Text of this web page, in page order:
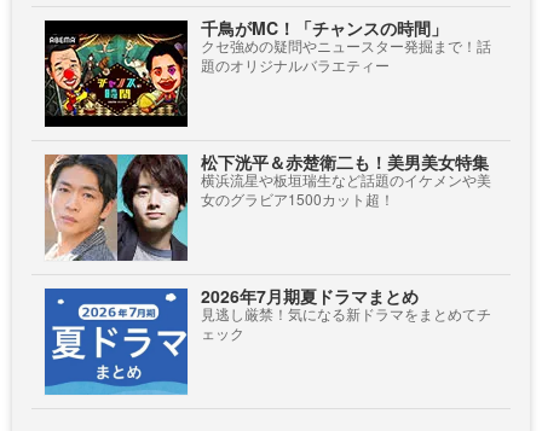
千鳥がMC！「チャンスの時間」
クセ強めの疑問やニュースター発掘まで！話
題のオリジナルバラエティー
松下洸平＆赤楚衛二も！美男美女特集
横浜流星や板垣瑞生など話題のイケメンや美
女のグラビア1500カット超！
2026年7月期夏ドラマまとめ
見逃し厳禁！気になる新ドラマをまとめてチ
ェック